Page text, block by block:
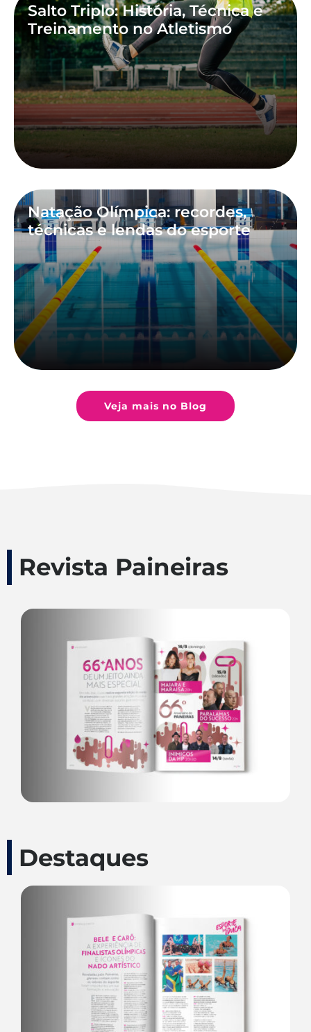
Salto Triplo: História, Técnica e
Treinamento no Atletismo
Natação Olímpica: recordes,
técnicas e lendas do esporte
Veja mais no Blog
Revista Paineiras
Destaques